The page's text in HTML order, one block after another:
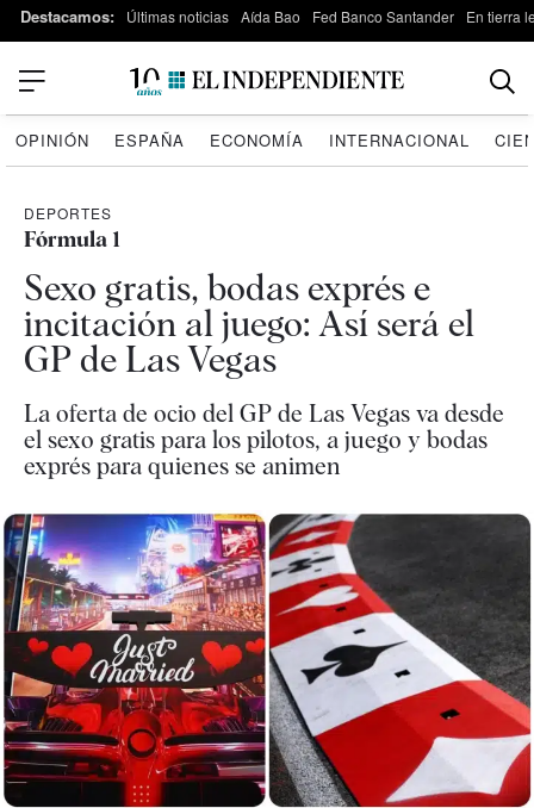
Destacamos: Últimas noticias Aída Bao Fed Banco Santander En tierra
OPINIÓN ESPAÑA ECONOMÍA INTERNACIONAL
DEPORTES
Fórmula 1
Sexo gratis, bodas exprés e
incitación al juego: Así será el
GP de Las Vegas
La oferta de ocio del GP de Las Vegas va desde
el sexo gratis para los pilotos, a juego y bodas
exprés para quienes se animen